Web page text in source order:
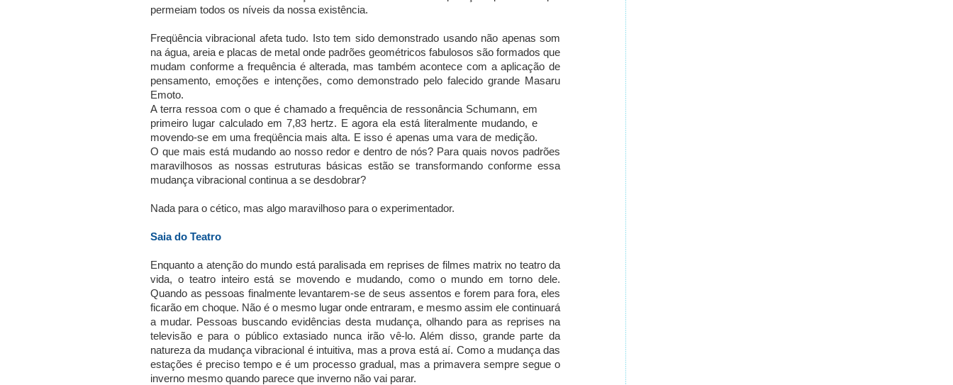
permeiam todos os níveis da nossa existência.
Freqüência vibracional afeta tudo. Isto tem sido demonstrado usando não apenas som
na água, areia e placas de metal onde padrões geométricos fabulosos são formados que
mudam conforme a frequência é alterada, mas também acontece com a aplicação de
pensamento, emoções e intenções, como demonstrado pelo falecido grande Masaru
Emoto.
A terra ressoa com o que é chamado a frequência de ressonância Schumann, em
primeiro lugar calculado em 7,83 hertz. E agora ela está literalmente mudando, e
movendo-se em uma freqüência mais alta. E isso é apenas uma vara de medição.
O que mais está mudando ao nosso redor e dentro de nós? Para quais novos padrões
maravilhosos as nossas estruturas básicas estão se transformando conforme essa
mudança vibracional continua a se desdobrar?
Nada para o cético, mas algo maravilhoso para o experimentador.
Saia do Teatro
Enquanto a atenção do mundo está paralisada em reprises de filmes matrix no teatro da
vida, o teatro inteiro está se movendo e mudando, como o mundo em torno dele.
Quando as pessoas finalmente levantarem-se de seus assentos e forem para fora, eles
ficarão em choque. Não é o mesmo lugar onde entraram, e mesmo assim ele continuará
a mudar. Pessoas buscando evidências desta mudança, olhando para as reprises na
televisão e para o público extasiado nunca irão vê-lo. Além disso, grande parte da
natureza da mudança vibracional é intuitiva, mas a prova está aí. Como a mudança das
estações é preciso tempo e é um processo gradual, mas a primavera sempre segue o
inverno mesmo quando parece que inverno não vai parar.